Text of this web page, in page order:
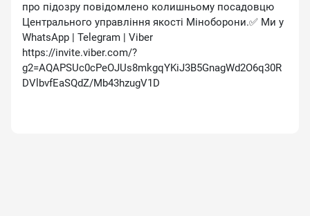
про підозру повідомлено колишньому посадовцю
Центрального управління якості Міноборони.✅ Ми у
WhatsApp | Telegram | Viber
https://invite.viber.com/?
g2=AQAPSUc0cPeOJUs8mkgqYKiJ3B5GnagWd2O6q30R
DVlbvfEaSQdZ/Mb43hzugV1D